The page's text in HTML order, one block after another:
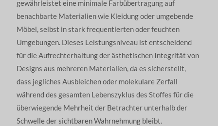
gewährleistet eine minimale Farbübertragung auf
benachbarte Materialien wie Kleidung oder umgebende
Möbel, selbst in stark frequentierten oder feuchten
Umgebungen. Dieses Leistungsniveau ist entscheidend
für die Aufrechterhaltung der ästhetischen Integrität von
Designs aus mehreren Materialien, da es sicherstellt,
dass jegliches Ausbleichen oder molekulare Zerfall
während des gesamten Lebenszyklus des Stoffes für die
überwiegende Mehrheit der Betrachter unterhalb der
Schwelle der sichtbaren Wahrnehmung bleibt.